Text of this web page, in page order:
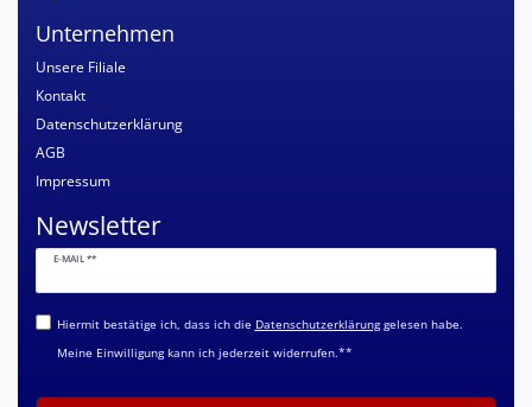
Unternehmen
Unsere Filiale
Kontakt
Datenschutzerklärung
AGB
Impressum
Newsletter
E-MAIL **
Newsletter
Honig
Hiermit bestätige ich, dass ich die Daten­schutz­erklärunggelesen habe.
Meine Einwilligung kann ich jederzeit widerrufen.**